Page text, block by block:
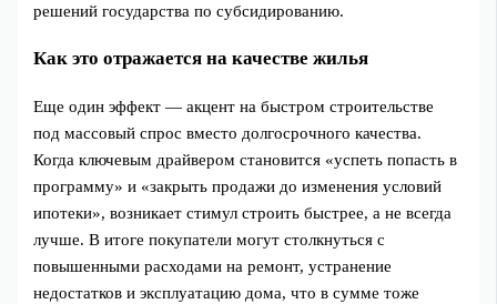
решений государства по субсидированию.
Как это отражается на качестве жилья
Еще один эффект — акцент на быстром строительстве
под массовый спрос вместо долгосрочного качества.
Когда ключевым драйвером становится «успеть попасть в
программу» и «закрыть продажи до изменения условий
ипотеки», возникает стимул строить быстрее, а не всегда
лучше. В итоге покупатели могут столкнуться с
повышенными расходами на ремонт, устранение
недостатков и эксплуатацию дома, что в сумме тоже